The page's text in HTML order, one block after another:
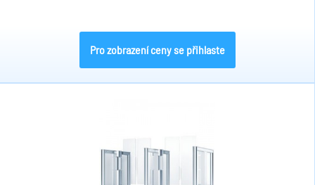
Pro zobrazení ceny se přihlaste